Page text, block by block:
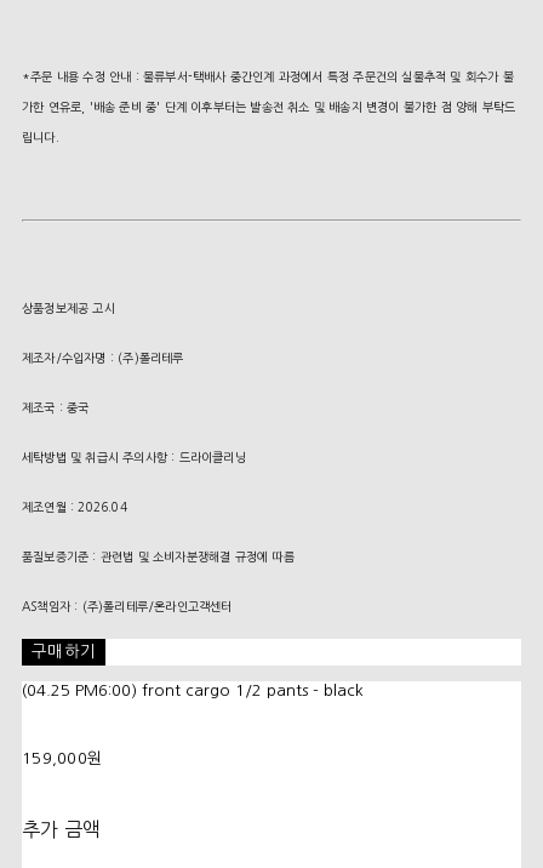
*주문 내용 수정 안내 : 물류부서-택배사 중간인계 과정에서 특정 주문건의 실물추적 및 회수가 불
가한 연유로, '배송 준비 중' 단계 이후부터는 발송전 취소 및 배송지 변경이 불가한 점 양해 부탁드
립니다.
상품정보제공 고시
제조자/수입자명 : (주)폴리테루
제조국 : 중국
세탁방법 및 취급시 주의사항 : 드라이클리닝
제조연월 : 2026.04
품질보증기준 : 관련법 및 소비자분쟁해결 규정에 따름
AS책임자 : (주)폴리테루/온라인고객센터
구매하기
(04.25 PM6:00) front cargo 1/2 pants - black
159,000원
추가 금액